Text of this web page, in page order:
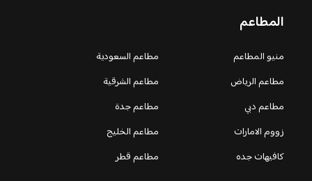
المطاعم
منيو المطاعم
مطاعم السعودية
مطاعم الرياض
مطاعم الشرقية
مطاعم دبي
مطاعم جدة
زووم الامارات
مطاعم الخليج
كافيهات جده
مطاعم قطر